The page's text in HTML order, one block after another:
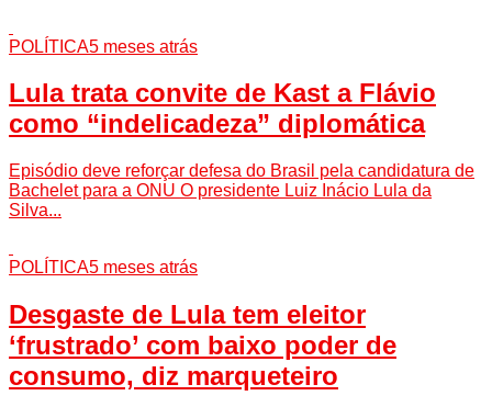
POLÍTICA5 meses atrás
Lula trata convite de Kast a Flávio
como “indelicadeza” diplomática
Episódio deve reforçar defesa do Brasil pela candidatura de
Bachelet para a ONU O presidente Luiz Inácio Lula da
Silva...
POLÍTICA5 meses atrás
Desgaste de Lula tem eleitor
‘frustrado’ com baixo poder de
consumo, diz marqueteiro